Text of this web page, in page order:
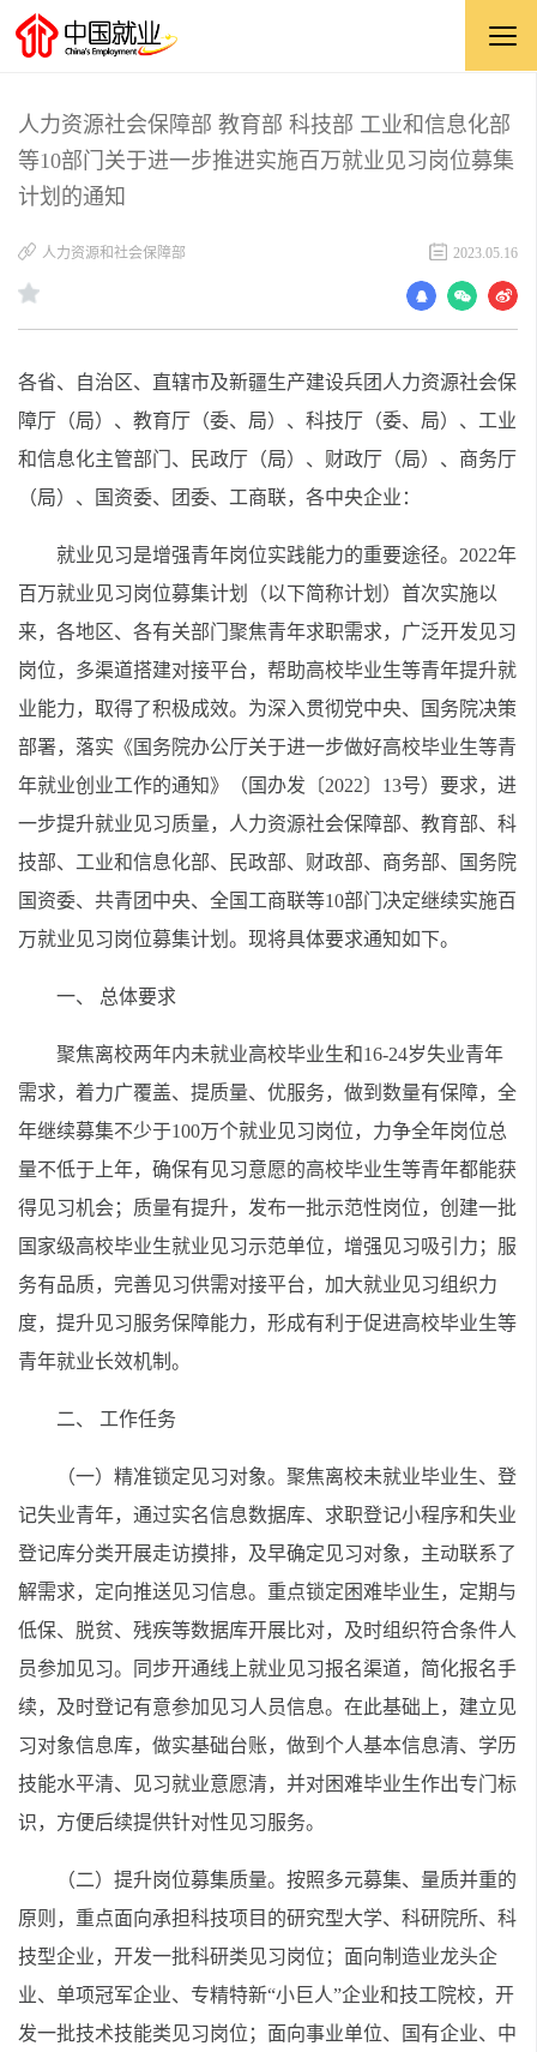
人力资源社会保障部 教育部 科技部 工业和信息化部
等10部门关于进一步推进实施百万就业见习岗位募集
计划的通知
人力资源和社会保障部 2023.05.16
各省、自治区、直辖市及新疆生产建设兵团人力资源社会保
障厅（局）、教育厅（委、局）、科技厅（委、局）、工业
和信息化主管部门、民政厅（局）、财政厅（局）、商务厅
（局）、国资委、团委、工商联，各中央企业：
就业见习是增强青年岗位实践能力的重要途径。2022年
百万就业见习岗位募集计划（以下简称计划）首次实施以
来，各地区、各有关部门聚焦青年求职需求，广泛开发见习
岗位，多渠道搭建对接平台，帮助高校毕业生等青年提升就
业能力，取得了积极成效。为深入贯彻党中央、国务院决策
部署，落实《国务院办公厅关于进一步做好高校毕业生等青
年就业创业工作的通知》（国办发〔2022〕13号）要求，进
一步提升就业见习质量，人力资源社会保障部、教育部、科
技部、工业和信息化部、民政部、财政部、商务部、国务院
国资委、共青团中央、全国工商联等10部门决定继续实施百
万就业见习岗位募集计划。现将具体要求通知如下。
一、 总体要求
聚焦离校两年内未就业高校毕业生和16-24岁失业青年
需求，着力广覆盖、提质量、优服务，做到数量有保障，全
年继续募集不少于100万个就业见习岗位，力争全年岗位总
量不低于上年，确保有见习意愿的高校毕业生等青年都能获
得见习机会；质量有提升，发布一批示范性岗位，创建一批
国家级高校毕业生就业见习示范单位，增强见习吸引力；服
务有品质，完善见习供需对接平台，加大就业见习组织力
度，提升见习服务保障能力，形成有利于促进高校毕业生等
青年就业长效机制。
二、 工作任务
（一）精准锁定见习对象。聚焦离校未就业毕业生、登
记失业青年，通过实名信息数据库、求职登记小程序和失业
登记库分类开展走访摸排，及早确定见习对象，主动联系了
解需求，定向推送见习信息。重点锁定困难毕业生，定期与
低保、脱贫、残疾等数据库开展比对，及时组织符合条件人
员参加见习。同步开通线上就业见习报名渠道，简化报名手
续，及时登记有意参加见习人员信息。在此基础上，建立见
习对象信息库，做实基础台账，做到个人基本信息清、学历
技能水平清、见习就业意愿清，并对困难毕业生作出专门标
识，方便后续提供针对性见习服务。
（二）提升岗位募集质量。按照多元募集、量质并重的
原则，重点面向承担科技项目的研究型大学、科研院所、科
技型企业，开发一批科研类见习岗位；面向制造业龙头企
业、单项冠军企业、专精特新“小巨人”企业和技工院校，开
发一批技术技能类见习岗位；面向事业单位、国有企业、中